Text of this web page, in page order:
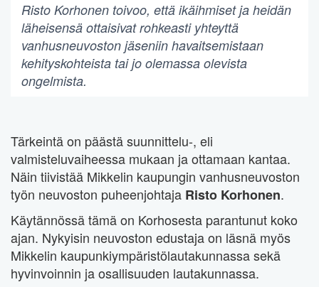
Risto Korhonen toivoo, että ikäihmiset ja heidän
läheisensä ottaisivat rohkeasti yhteyttä
vanhusneuvoston jäseniin havaitsemistaan
kehityskohteista tai jo olemassa olevista
ongelmista.
Tärkeintä on päästä suunnittelu-, eli
valmisteluvaiheessa mukaan ja ottamaan kantaa.
Näin tiivistää Mikkelin kaupungin vanhusneuvoston
työn neuvoston puheenjohtaja Risto Korhonen.
Käytännössä tämä on Korhosesta parantunut koko
ajan. Nykyisin neuvoston edustaja on läsnä myös
Mikkelin kaupunkiympäristölautakunnassa sekä
hyvinvoinnin ja osallisuuden lautakunnassa.